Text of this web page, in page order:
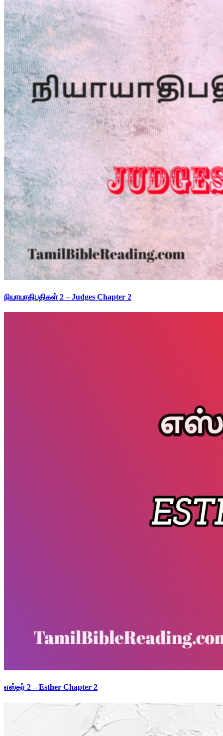
நியாயாதிபதிகள் 2 – Judges Chapter 2
எஸ்தர் 2 – Esther Chapter 2